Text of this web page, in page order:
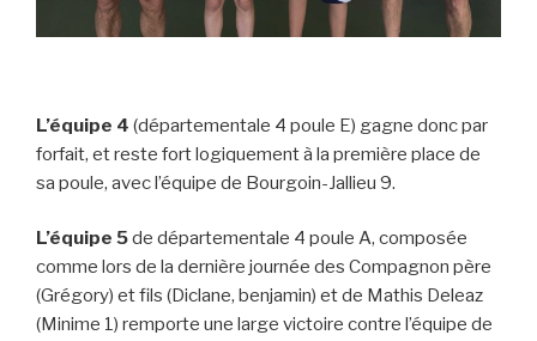
L’équipe 4 (départementale 4 poule E) gagne donc par
forfait, et reste fort logiquement à la première place de
sa poule, avec l’équipe de Bourgoin-Jallieu 9.
L’équipe 5de départementale 4 poule A, composée
comme lors de la dernière journée des Compagnon père
(Grégory) et fils (Diclane, benjamin) et de Mathis Deleaz
(Minime 1) remporte une large victoire contre l’équipe de